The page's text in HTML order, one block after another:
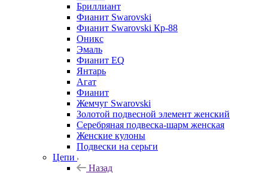
Бриллиант
Фианит Swarovski
Фианит Swarovski Кр-88
Оникс
Эмаль
Фианит EQ
Янтарь
Агат
Фианит
Жемчуг Swarovski
Золотой подвесной элемент женcкий
Серебряная подвеска-шарм женская
Женские кулоны
Подвески на серьги
Цепи
Назад